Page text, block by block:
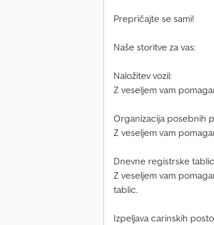
Prepričajte se sami!
Naše storitve za vas:
Naložitev vozil:
Z veseljem vam
Organizacija posebnih
Z veseljem vam
Dnevne registrskе
Z veseljem vam
tablic.
Izpeljava carinskih